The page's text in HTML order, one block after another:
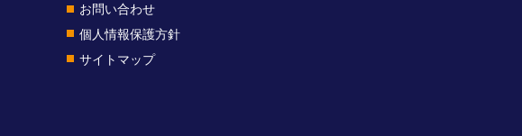
お問い合わせ
個人情報保護方針
サイトマップ